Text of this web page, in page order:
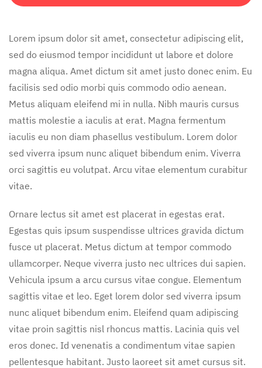
Lorem ipsum dolor sit amet, consectetur adipiscing elit,
sed do eiusmod tempor incididunt ut labore et dolore
magna aliqua. Amet dictum sit amet justo donec enim. Eu
facilisis sed odio morbi quis commodo odio aenean.
Metus aliquam eleifend mi in nulla. Nibh mauris cursus
mattis molestie a iaculis at erat. Magna fermentum
iaculis eu non diam phasellus vestibulum. Lorem dolor
sed viverra ipsum nunc aliquet bibendum enim. Viverra
orci sagittis eu volutpat. Arcu vitae elementum curabitur
vitae.
Ornare lectus sit amet est placerat in egestas erat.
Egestas quis ipsum suspendisse ultrices gravida dictum
fusce ut placerat. Metus dictum at tempor commodo
ullamcorper. Neque viverra justo nec ultrices dui sapien.
Vehicula ipsum a arcu cursus vitae congue. Elementum
sagittis vitae et leo. Eget lorem dolor sed viverra ipsum
nunc aliquet bibendum enim. Eleifend quam adipiscing
vitae proin sagittis nisl rhoncus mattis. Lacinia quis vel
eros donec. Id venenatis a condimentum vitae sapien
pellentesque habitant. Justo laoreet sit amet cursus sit.